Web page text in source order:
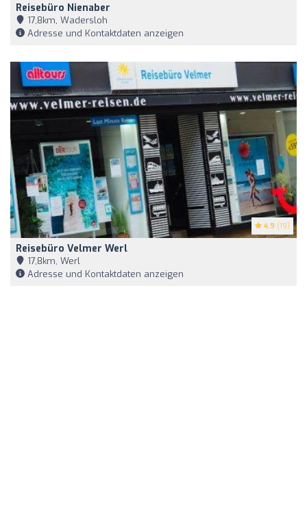
Reisebüro Nienaber
17,8km, Wadersloh
Adresse und Kontaktdaten anzeigen
4.9 (19)
Reisebüro Velmer Werl
17,8km, Werl
Adresse und Kontaktdaten anzeigen